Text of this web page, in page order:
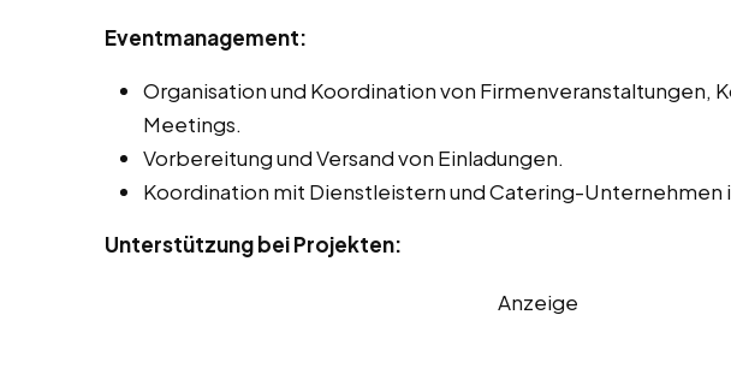
Eventmanagement:
Organisation und Koordination von Firmenveranstaltungen,
Meetings.
Vorbereitung und Versand von Einladungen.
Koordination mit Dienstleistern und Catering-Unternehmen
Unterstützung bei Projekten:
Anzeige